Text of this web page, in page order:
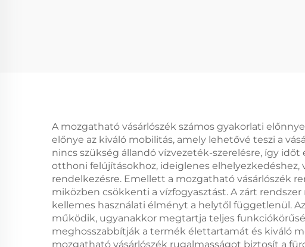
A mozgatható vásárlószék számos gyakorlati
előnye az kiváló mobilitás, amely lehetővé teszi a
nincs szükség állandó vízvezeték-szerelésre, így
otthoni felújításokhoz, ideiglenes
rendelkezésre. Emellett a mozgatható vásárlószék
miközben csökkenti a vízfogyasztást. A zárt
kellemes használati élményt a helytől függetlenül.
működik, ugyanakkor megtartja teljes
meghosszabbítják a termék élettartamát és kiváló
mozgatható vásárlószék rugalmasságot biztosít a